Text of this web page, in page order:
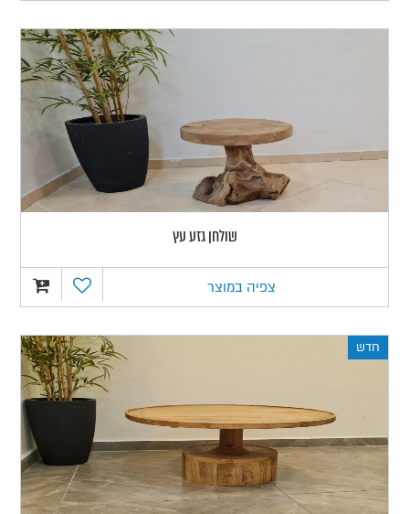
שולחן גזע עץ
צפיה במוצר
חדש